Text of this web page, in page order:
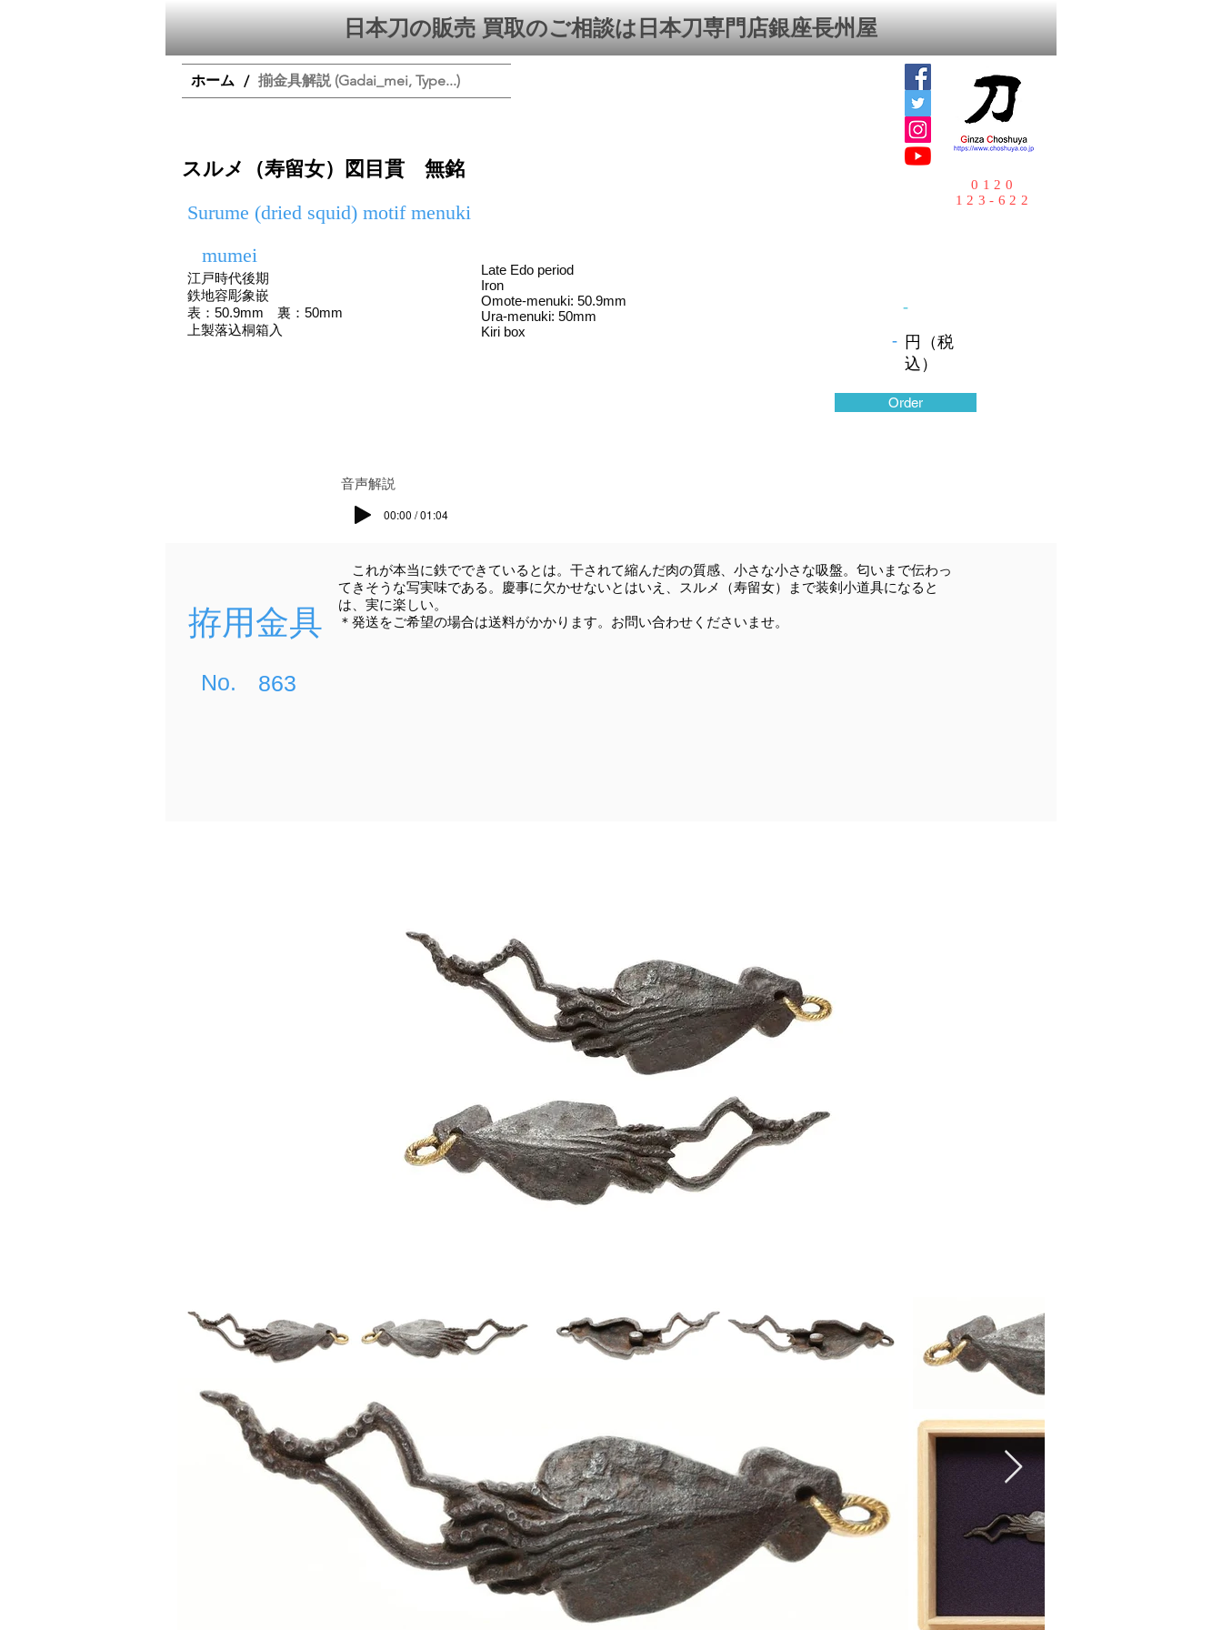
日本刀の販売 買取のご相談は日本刀専門店銀座⻑州屋
ホーム / 揃金具解説 (Gadai_mei, Type...)
スルメ（寿留女）図目貫 無銘
mumei
Surume (dried squid) motif menuki
0120
123-622
江戸時代後期
鉄地容彫象嵌
表：50.9mm 裏：50mm
上製落込桐箱入
Late Edo period
Iron
Omote-menuki: 50.9mm
Ura-menuki: 50mm
Kiri box
-
- 円（税
込）
Order
​音声解説
00:00 / 01:04
拵用金具
863
​No.
これが本当に鉄でできているとは。干されて縮んだ肉の質感、小さな小さな吸盤。匂いまで伝わっ
てきそうな写実味である。慶事に欠かせないとはいえ、スルメ（寿留女）まで装剣小道具になると
は、実に楽しい。
＊発送をご希望の場合は送料がかかります。お問い合わせくださいませ。